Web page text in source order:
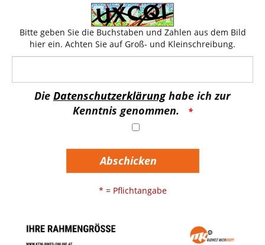
Bitte geben Sie die Buchstaben und Zahlen aus dem Bild
hier ein. Achten Sie auf Groß- und Kleinschreibung.
Die Datenschutzerklärunghabe ich zur
Kenntnis genommen.
Abschicken
* = Pflichtangabe